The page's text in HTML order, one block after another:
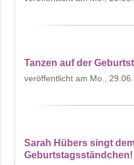
Tanzen auf der
Mo.,
Sarah Hübers singt
Geburtstagsständchen!